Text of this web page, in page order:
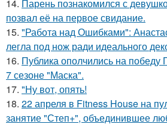
14. Парень познакомился с
позвал её на первое свидание.
15. "Работа над Ошибками":
легла под нож ради идеального
16. Публика ополчились на победу
7 сезоне "Маска".
17. "Ну вот, опять!
18. 22 апреля в Fitness House на
занятие "Степ+", объединившее